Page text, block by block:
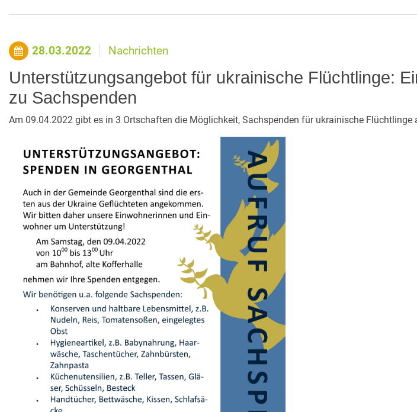
28.03.2022 Nachrichten
Unterstützungsangebot für ukrainische Flüchtlinge:
zu Sachspenden
Am 09.04.2022 gibt es in 3 Ortschaften die Möglichkeit, Sachspenden für ukrainische Flüchtlinge